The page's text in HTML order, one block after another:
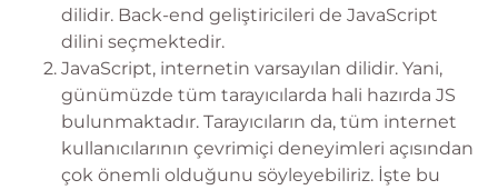
dilidir. Back-end geliştiricileri de JavaScript
dilini seçmektedir.
JavaScript, internetin varsayılan dilidir. Yani,
günümüzde tüm tarayıcılarda hali hazırda JS
bulunmaktadır. Tarayıcıların da, tüm internet
kullanıcılarının çevrimiçi deneyimleri açısından
çok önemli olduğunu söyleyebiliriz. İşte bu